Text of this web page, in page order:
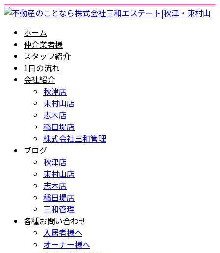
ホーム
仲介業者様
スタッフ紹介
1日の流れ
会社紹介
秋津店
東村山店
志木店
稲田堤店
株式会社三和管理
ブログ
秋津店
東村山店
志木店
稲田堤店
三和管理
各種お問い合わせ
入居者様へ
オーナー様へ